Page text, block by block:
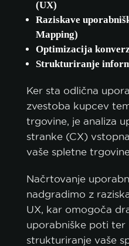
(UX)
Raziskave
Mapping)
Optimizacija
Strukturiranje
Ker sta odlična
zvestoba kupcev
trgovine, je analiza
stranke (CX)
vaše spletne
Načrtovanje
nadgradimo z
UX, kar omogoča
uporabniške poti ter
strukturiranje vaše